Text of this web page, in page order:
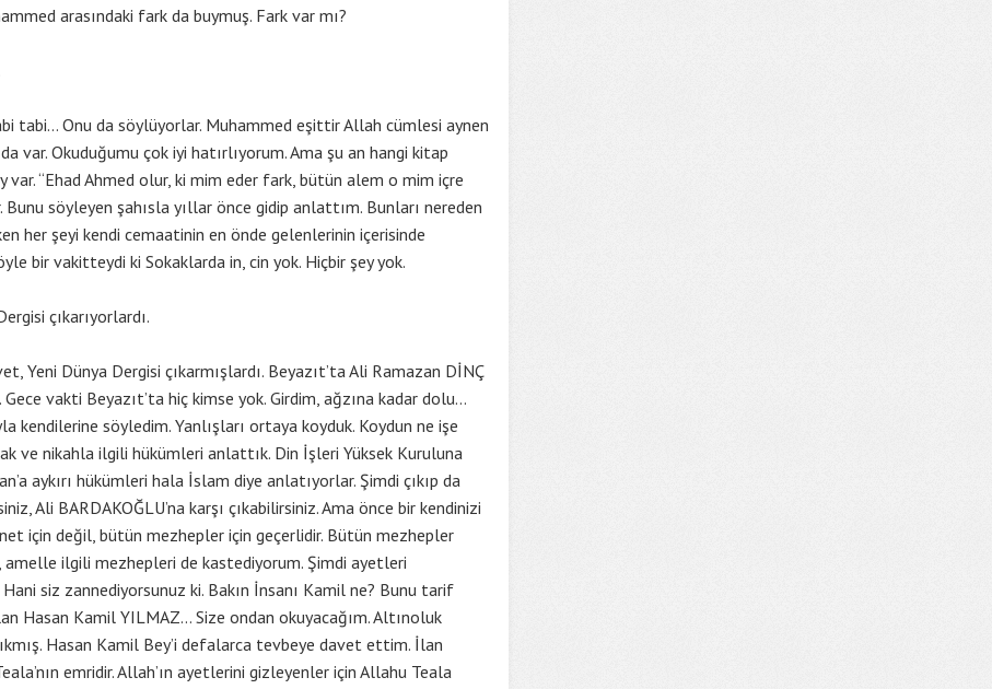
arasındaki fark da buymuş. Fark var mı?
tabi… Onu da söylüyorlar. Muhammed eşittir Allah cümlesi aynen
var. Okuduğumu çok iyi hatırlıyorum. Ama şu an hangi kitap
“Ehad Ahmed olur, ki mim eder fark, bütün alem o mim içre
Bunu söyleyen şahısla yıllar önce gidip anlattım. Bunları nereden
her şeyi kendi cemaatinin en önde gelenlerinin içerisinde
bir vakitteydi ki Sokaklarda in, cin yok. Hiçbir şey yok.
çıkarıyorlardı.
Yeni Dünya Dergisi çıkarmışlardı. Beyazıt’ta Ali Ramazan DİNÇ
vakti Beyazıt’ta hiç kimse yok. Girdim, ağzına kadar dolu…
kendilerine söyledim. Yanlışları ortaya koyduk. Koydun ne işe
ve nikahla ilgili hükümleri anlattık. Din İşleri Yüksek Kuruluna
aykırı hükümleri hala İslam diye anlatıyorlar. Şimdi çıkıp da
Ali BARDAKOĞLU’na karşı çıkabilirsiniz. Ama önce bir kendinizi
için değil, bütün mezhepler için geçerlidir. Bütün mezhepler
ilgili mezhepleri de kastediyorum. Şimdi ayetleri
siz zannediyorsunuz ki. Bakın İnsanı Kamil ne? Bunu tarif
Hasan Kamil YILMAZ… Size ondan okuyacağım. Altınoluk
Hasan Kamil Bey’i defalarca tevbeye davet ettim. İlan
emridir. Allah’ın ayetlerini gizleyenler için Allahu Teala